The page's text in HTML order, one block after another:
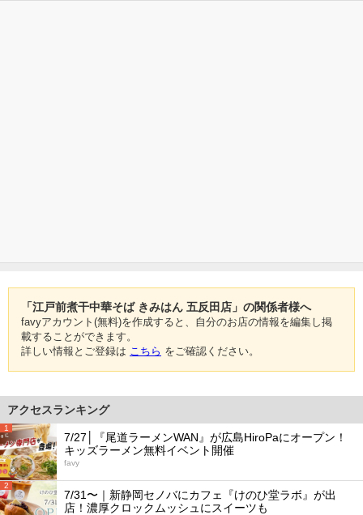
「江戸前煮干中華そば きみはん 五反田店」の関係者様へ
favyアカウント(無料)を作成すると、自分のお店の情報を編集し掲
載することができます。
詳しい情報とご登録は こちら をご確認ください。
アクセスランキング
1
7/27│『尾道ラーメンWAN』が広島HiroPaにオープン！
キッズラーメン無料イベント開催
favy
2
7/31〜｜新静岡セノバにカフェ『けのひ堂ラボ』が出
店！濃厚クロックムッシュにスイーツも